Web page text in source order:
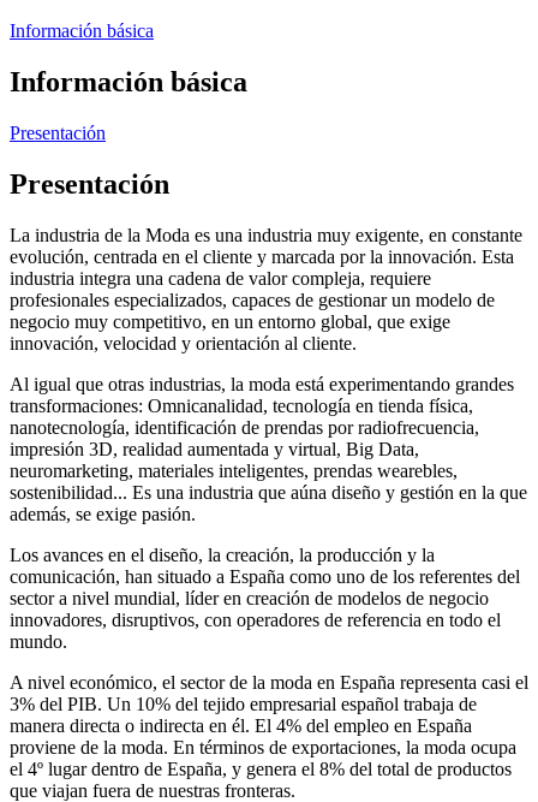
Información básica
Información básica
Presentación
Presentación
La industria de la Moda es una industria muy exigente, en constante
evolución, centrada en el cliente y marcada por la innovación. Esta
industria integra una cadena de valor compleja, requiere
profesionales especializados, capaces de gestionar un modelo de
negocio muy competitivo, en un entorno global, que exige
innovación, velocidad y orientación al cliente.
Al igual que otras industrias, la moda está experimentando grandes
transformaciones: Omnicanalidad, tecnología en tienda física,
nanotecnología, identificación de prendas por radiofrecuencia,
impresión 3D, realidad aumentada y virtual, Big Data,
neuromarketing, materiales inteligentes, prendas wearebles,
sostenibilidad... Es una industria que aúna diseño y gestión en la que
además, se exige pasión.
Los avances en el diseño, la creación, la producción y la
comunicación, han situado a España como uno de los referentes del
sector a nivel mundial, líder en creación de modelos de negocio
innovadores, disruptivos, con operadores de referencia en todo el
mundo.
A nivel económico, el sector de la moda en España representa casi el
3% del PIB. Un 10% del tejido empresarial español trabaja de
manera directa o indirecta en él. El 4% del empleo en España
proviene de la moda. En términos de exportaciones, la moda ocupa
el 4º lugar dentro de España, y genera el 8% del total de productos
que viajan fuera de nuestras fronteras.